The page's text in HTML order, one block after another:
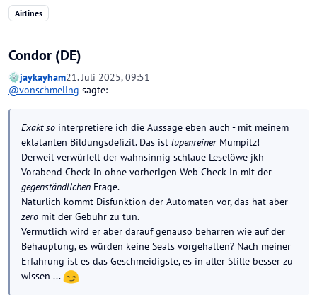
Airlines
Condor (DE)
jaykayham21. Juli 2025, 09:51
@vonschmeling sagte:
Exakt so interpretiere ich die Aussage eben auch - mit meinem
eklatanten Bildungsdefizit. Das ist lupenreinerMumpitz!
Derweil verwürfelt der wahnsinnig schlaue Leselöwe jkh
Vorabend Check In ohne vorherigen Web Check In mit der
gegenständlichen Frage.
Natürlich kommt Disfunktion der Automaten vor, das hat aber
zero mit der Gebühr zu tun.
Vermutlich wird er aber darauf genauso beharren wie auf der
Behauptung, es würden keine Seats vorgehalten? Nach meiner
Erfahrung ist es das Geschmeidigste, es in aller Stille besser zu
wissen ...